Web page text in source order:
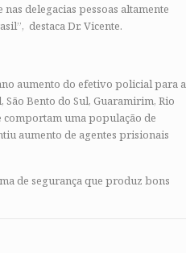
delegacias pessoas altamente
destaca Dr. Vicente.
aumento do efetivo policial para a
Bento do Sul, Guaramirim, Rio
comportam uma população de
aumento de agentes prisionais
de segurança que produz bons